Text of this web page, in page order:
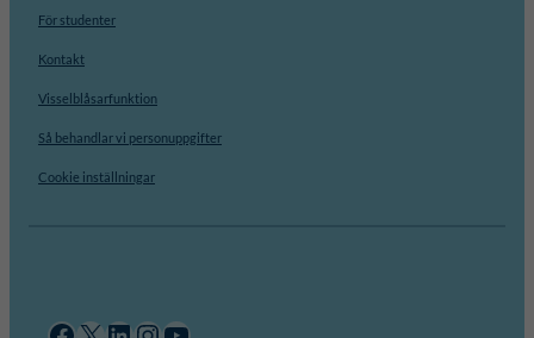
För studenter
Kontakt
Visselblåsarfunktion
Så behandlar vi personuppgifter
Cookie inställningar